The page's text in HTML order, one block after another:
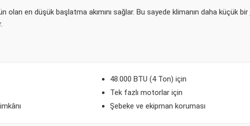
en düşük başlatma akımını sağlar. Bu sayede klimanın daha küçük
48.000 BTU (4 Ton) için
Tek fazlı motorlar için
Şebeke ve ekipman koruması